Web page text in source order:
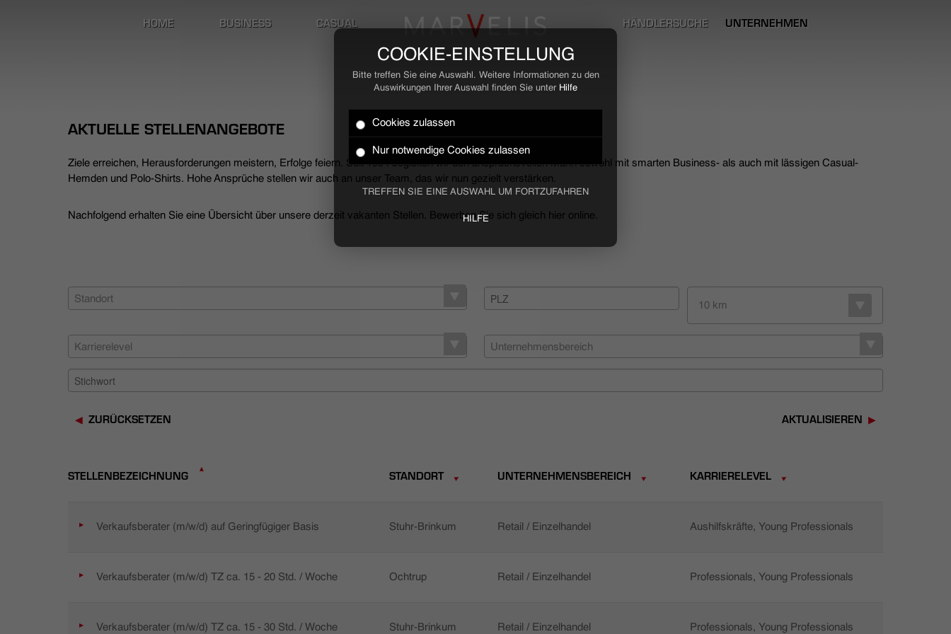
COOKIE-EINSTELLUNG
Bitte treffen Sie eine Auswahl. Weitere Informationen zu den
Auswirkungen Ihrer Auswahl finden Sie unter Hilfe
Cookies zulassen
Nur notwendige Cookies zulassen
TREFFEN SIE EINE AUSWAHL UM FORTZUFAHREN
HILFE
HOME BUSINESS CASUAL UNTERNEHMEN
HÄNDLERSUCHE
AKTUELLE STELLENANGEBOTE
Ziele erreichen, Herausforderungen meistern, Erfolge feiern. Seit 1994 begleiten wir den anspruchsvollen Mann sowohl mit smarten Business- als auch mit lässigen Casual-
Hemden und Polo-Shirts. Hohe Ansprüche stellen wir auch an unser Team, das wir nun gezielt verstärken.
Nachfolgend erhalten Sie eine Übersicht über unsere derzeit vakanten Stellen. Bewerben Sie sich gleich hier online.
Standort
10 km
Karrierelevel Unternehmensbereich
ZURÜCKSETZEN AKTUALISIEREN
STELLENBEZEICHNUNG STANDORT UNTERNEHMENSBEREICH KARRIERELEVEL
Verkaufsberater (m/w/d) auf Geringfügiger Basis Stuhr-Brinkum Retail / Einzelhandel Aushilfskräfte, Young Professionals
Verkaufsberater (m/w/d) TZ ca. 15 - 20 Std. / Woche Ochtrup Retail / Einzelhandel Professionals, Young Professionals
Verkaufsberater (m/w/d) TZ ca. 15 - 30 Std. / Woche Stuhr-Brinkum Retail / Einzelhandel Professionals, Young Professionals